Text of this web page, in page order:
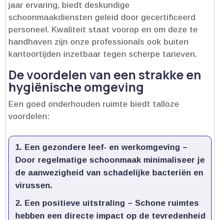
jaar ervaring, biedt deskundige
schoonmaakdiensten geleid door gecertificeerd
personeel.​ Kwaliteit staat voorop en om deze te
handhaven zijn onze professionals ook buiten
kantoortijden inzetbaar tegen scherpe tarieven.​
De voordelen van een strakke en
hygiënische omgeving
Een goed onderhouden ruimte biedt talloze
voordelen:
Een gezondere leef- en werkomgeving –
Door regelmatige schoonmaak minimaliseer je
de aanwezigheid van schadelijke bacteriën en
virussen.​
Een positieve uitstraling – Schone ruimtes
hebben een directe impact op de tevredenheid